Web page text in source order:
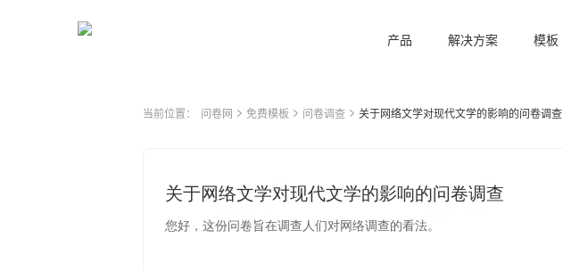
产品 解决方案 模板
当前位置： 问卷网 免费模板 问卷调查 关于网络文学对现代文学的影响的问卷调查